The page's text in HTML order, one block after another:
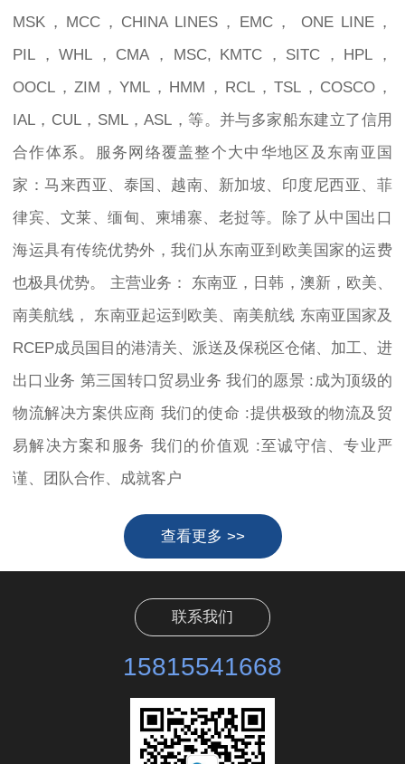
MSK，MCC，CHINA LINES，EMC， ONE LINE，
PIL，WHL，CMA，MSC, KMTC，SITC，HPL，
OOCL，ZIM，YML，HMM，RCL，TSL，COSCO，
IAL，CUL，SML，ASL，等。并与多家船东建立了信用
合作体系。服务网络覆盖整个大中华地区及东南亚国
家：马来西亚、泰国、越南、新加坡、印度尼西亚、菲
律宾、文莱、缅甸、柬埔寨、老挝等。除了从中国出口
海运具有传统优势外，我们从东南亚到欧美国家的运费
也极具优势。 主营业务： 东南亚，日韩，澳新，欧美、
南美航线， 东南亚起运到欧美、南美航线 东南亚国家及
RCEP成员国目的港清关、派送及保税区仓储、加工、进
出口业务 第三国转口贸易业务 我们的愿景 :成为顶级的
物流解决方案供应商 我们的使命 :提供极致的物流及贸
易解决方案和服务 我们的价值观 :至诚守信、专业严
谨、团队合作、成就客户
查看更多 >>
联系我们
15815541668